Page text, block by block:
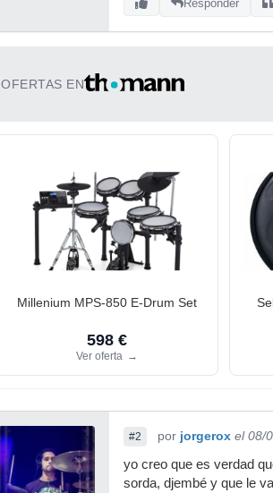
Responder
OFERTAS EN
Millenium MPS-850 E-Drum Set
598 €
Ver oferta →
#2 por jorgerox el 08/
yo creo que es verdad
sorda, djembé y que le